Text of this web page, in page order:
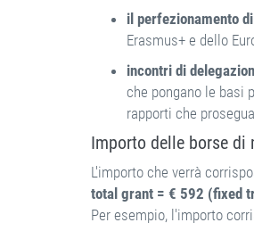
il perfezionamento
Erasmus+ e dello
incontri di
che pongano le basi
rapporti che
Importo delle borse di
L'importo che verrà
total grant = € 592 (fixed
Per esempio, l'importo